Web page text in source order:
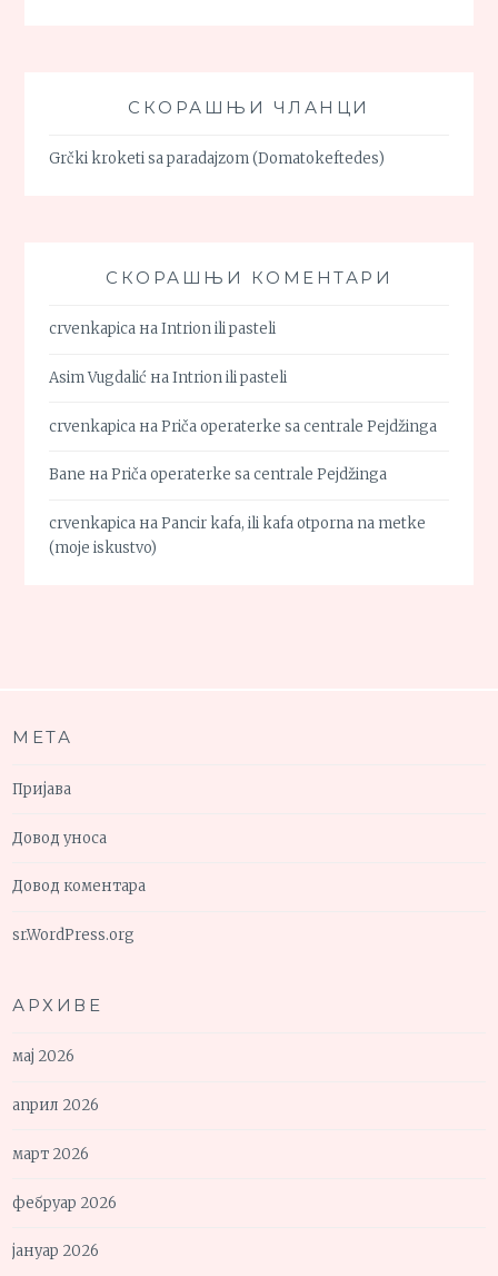
СКОРАШЊИ ЧЛАНЦИ
Grčki kroketi sa paradajzom (Domatokeftedes)
СКОРАШЊИ КОМЕНТАРИ
crvenkapica наIntrion ili pasteli
Asim Vugdalić наIntrion ili pasteli
crvenkapica наPriča operaterke sa centrale Pejdžinga
Bane наPriča operaterke sa centrale Pejdžinga
crvenkapica наPancir kafa, ili kafa otporna na metke
(moje iskustvo)
МЕТА
Пријава
Довод уноса
Довод коментара
sr.WordPress.org
АРХИВЕ
мај 2026
април 2026
март 2026
фебруар 2026
јануар 2026